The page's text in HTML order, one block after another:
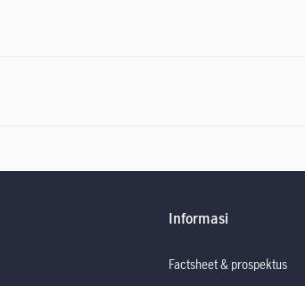
Informasi
Factsheet & prospektus